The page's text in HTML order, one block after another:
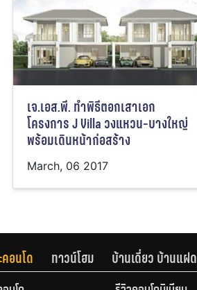
เจ.เอส.พี. ทำพิธีตอกเสาเอก
โครงการ J Villa วงแหวน-บางใหญ่
พร้อมเดินหน้าก่อสร้าง
March, 06 2017
อนโด ทาวน์โฮม บ้านเดี่ยว บ้านแฝด